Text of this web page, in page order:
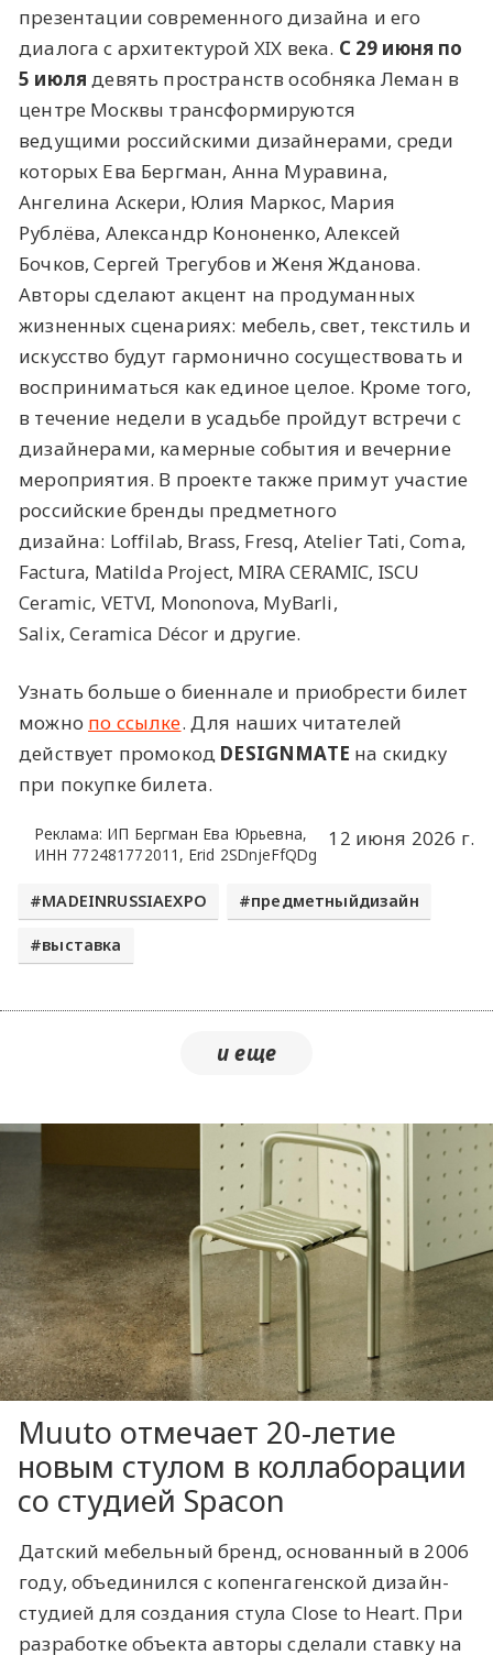
презентации современного дизайна и его
диалога с архитектурой XIX века. С 29 июня по
5 июлядевять пространств особняка Леман в
центре Москвы трансформируются
ведущими российскими дизайнерами, среди
которых Ева Бергман, Анна Муравина,
Ангелина Аскери, Юлия Маркос, Мария
Рублёва, Александр Кононенко, Алексей
Бочков, Сергей Трегубов и Женя Жданова.
Авторы сделают акцент на продуманных
жизненных сценариях: мебель, свет, текстиль и
искусство будут гармонично сосуществовать и
восприниматься как единое целое. Кроме того,
в течение недели в усадьбе пройдут встречи с
дизайнерами, камерные события и вечерние
мероприятия. В проекте также примут участие
российские бренды предметного
дизайна: Loffilab, Brass, Fresq, Atelier Tati, Coma,
Factura, Matilda Project, MIRA CERAMIC, ISCU
Ceramic, VETVI, Mononova, MyBarli,
Salix, Ceramica Décor и другие.
Узнать больше о биеннале и приобрести билет
можно по ссылке. Для наших читателей
действует промокод DESIGNMATE на скидку
при покупке билета.
12 июня 2026 г.
Реклама: ИП Бергман Ева Юрьевна,
ИНН 772481772011, Erid 2SDnjeFfQDg
MADEINRUSSIAEXPO предметныйдизайн
выставка
Muuto отмечает 20-летие
новым стулом в коллаборации
со студией Spacon
Датский мебельный бренд, основанный в 2006
году, объединился с копенгагенской дизайн-
студией для создания стула Close to Heart. При
разработке объекта авторы сделали ставку на